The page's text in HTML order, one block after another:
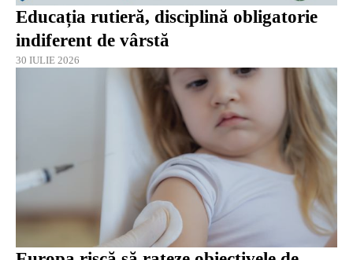
Educația rutieră, disciplină obligatorie
indiferent de vârstă
30 IULIE 2026